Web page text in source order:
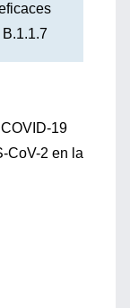
19
CoV-2 en la